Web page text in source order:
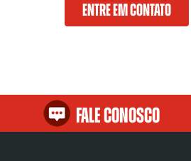
ENTRE EM CONTATO
Fale Conosco